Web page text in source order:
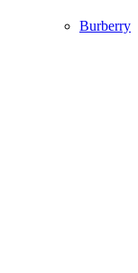
Burberry